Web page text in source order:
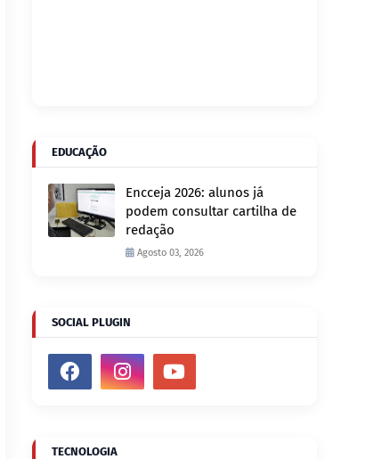
EDUCAÇÃO
Encceja 2026: alunos já
podem consultar cartilha de
redação
Agosto 03, 2026
SOCIAL PLUGIN
TECNOLOGIA